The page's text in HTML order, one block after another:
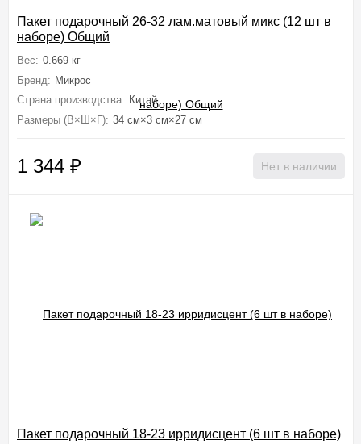
Пакет подарочный 26-32 лам.матовый микс (12 шт в
наборе) Общий
Вес: 0.669 кг
Бренд: Микрос
Страна производства: Китай
Размеры (В×Ш×Г): 34 см×3 см×27 см
1 344 ₽ Нет в наличии
Пакет подарочный 18-23 ирридисцент (6 шт в наборе)